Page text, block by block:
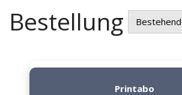
Bestellung
Printabo